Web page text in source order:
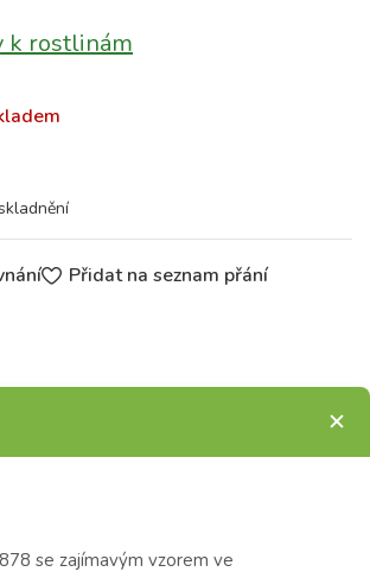
k rostlinám
Přidat na seznam přání
se zajímavým vzorem ve